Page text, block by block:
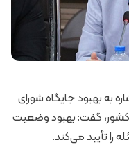
به بهبود جایگاه شورای
کشور، گفت: بهبود وضعیت
را تأیید می‌کند.